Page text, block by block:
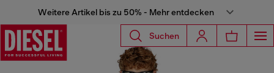
Weitere Artikel bis zu 50% - Mehr entdecken
Suchen